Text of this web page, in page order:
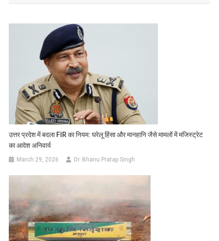
उत्तर प्रदेश में बदला FIR का नियम: घरेलू हिंसा और मानहानि जैसे मामलों में मजिस्ट्रेट
का आदेश अनिवार्य
March 29, 2026 Dr. Bhanu Pratap Singh